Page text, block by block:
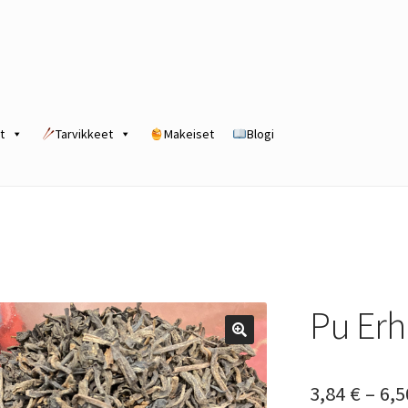
Tarvikkeet Makeiset Blogi
Pu Erh
3,84 € –